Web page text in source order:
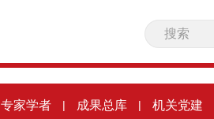
专家学者 | 成果总库 | 机关党建